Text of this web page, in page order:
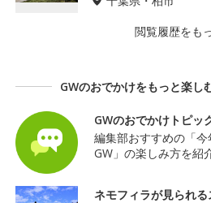
閲覧履歴をも
GWのおでかけをもっと楽し
GWのおでかけトピッ
編集部おすすめの「今
GW」の楽しみ方を紹
ネモフィラが見られる